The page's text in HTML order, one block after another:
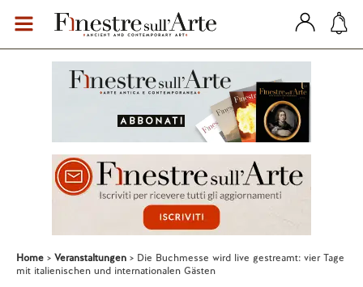
Home Veranstaltungen
Die Buchmesse wird live gestreamt: vier Tage
mit italienischen und internationalen Gästen